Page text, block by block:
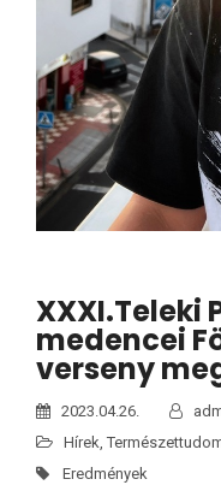
XXXI.Teleki
medencei
verseny
2023.04.26.
Hírek ,
Eredmények